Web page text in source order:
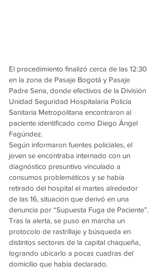
El procedimiento finalizó cerca de las 12:30
en la zona de Pasaje Bogotá y Pasaje
Padre Sena, donde efectivos de la División
Unidad Seguridad Hospitalaria Policía
Sanitaria Metropolitana encontraron al
paciente identificado como Diego Ángel
Fagúndez.
Según informaron fuentes policiales, el
joven se encontraba internado con un
diagnóstico presuntivo vinculado a
consumos problemáticos y se había
retirado del hospital el martes alrededor
de las 16, situación que derivó en una
denuncia por “Supuesta Fuga de Paciente”.
Tras la alerta, se puso en marcha un
protocolo de rastrillaje y búsqueda en
distintos sectores de la capital chaqueña,
logrando ubicarlo a pocas cuadras del
domicilio que había declarado.